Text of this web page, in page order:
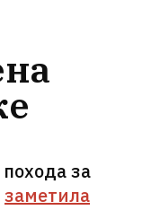
за
заметила